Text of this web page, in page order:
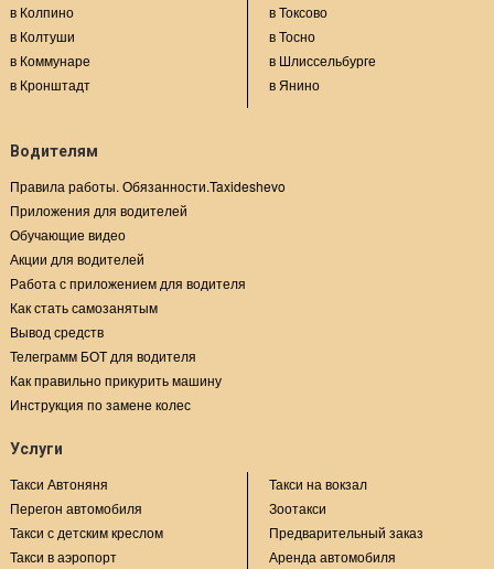
в Колпино
в Колтуши
в Коммунаре
в Кронштадт
в Токсово
в Тосно
в Шлиссельбурге
в Янино
Водителям
Правила работы. Обязанности.Taxideshevo
Приложения для водителей
Обучающие видео
Акции для водителей
Работа с приложением для водителя
Как стать самозанятым
Вывод средств
Телеграмм БОТ для водителя
Как правильно прикурить машину
Инструкция по замене колес
Услуги
Такси Автоняня
Перегон автомобиля
Такси с детским креслом
Такси в аэропорт
Такси на вокзал
Зоотакси
Предварительный заказ
Аренда автомобиля